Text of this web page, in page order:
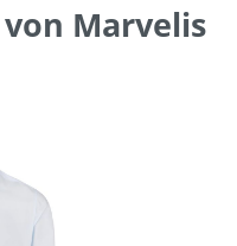
Marvelis